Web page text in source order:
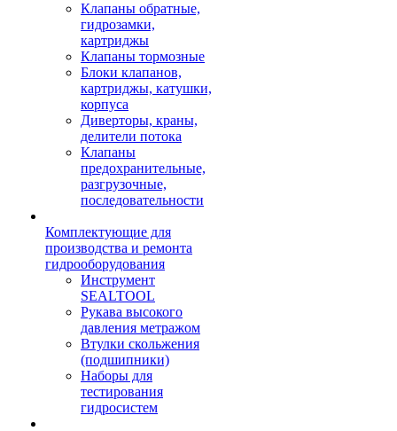
Клапаны обратные,
гидрозамки,
картриджы
Клапаны тормозные
Блоки клапанов,
картриджы, катушки,
корпуса
Диверторы, краны,
делители потока
Клапаны
предохранительные,
разгрузочные,
последовательности
Комплектующие для
производства и ремонта
гидрооборудования
Инструмент
SEALTOOL
Рукава высокого
давления метражом
Втулки скольжения
(подшипники)
Наборы для
тестирования
гидросистем